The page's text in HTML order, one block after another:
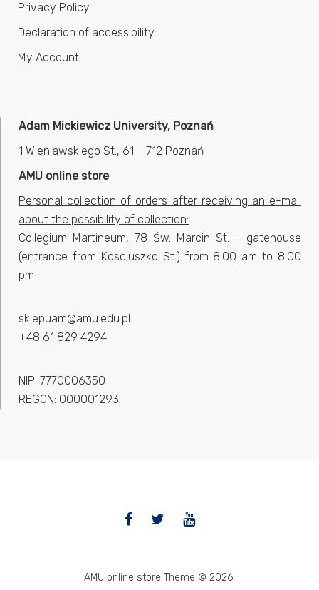
Privacy Policy
Declaration of accessibility
My Account
Adam Mickiewicz University, Poznań
1 Wieniawskiego St., 61 – 712 Poznań
AMU online store
Personal collection of orders after receiving an e-mail
about the possibility of collection:
Collegium Martineum, 78 Św. Marcin St. - gatehouse
(entrance from Kosciuszko St.) from 8:00 am to 8:00
pm
sklepuam@amu.edu.pl
+48 61 829 4294
NIP: 7770006350
REGON: 000001293
AMU online store Theme © 2026.